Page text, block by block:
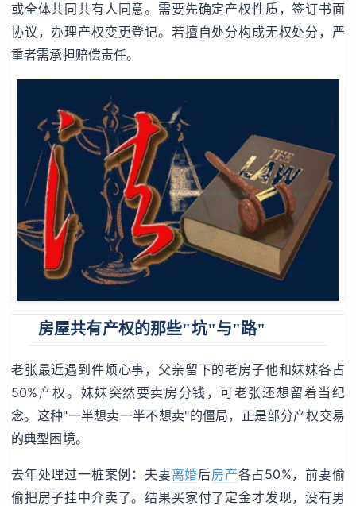
或全体共同共有人同意。需要先确定产权性质，签订书面
协议，办理产权变更登记。若擅自处分构成无权处分，严
重者需承担赔偿责任。
房屋共有产权的那些"坑"与"路"
老张最近遇到件烦心事，父亲留下的老房子他和妹妹各占
50%产权。妹妹突然要卖房分钱，可老张还想留着当纪
念。这种"一半想卖一半不想卖"的僵局，正是部分产权交易
的典型困境。
去年处理过一桩案例：夫妻离婚后房产各占50%，前妻偷
偷把房子挂中介卖了。结果买家付了定金才发现，没有男